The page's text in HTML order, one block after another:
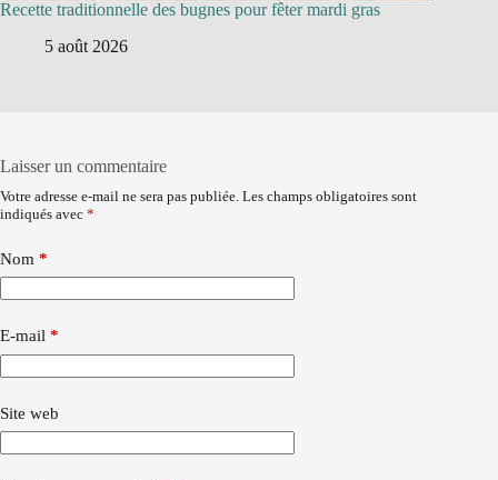
Recette traditionnelle des bugnes pour fêter mardi gras
5 août 2026
Laisser un commentaire
Votre adresse e-mail ne sera pas publiée. Les champs obligatoires sont
indiqués avec *
Nom *
E-mail *
Site web